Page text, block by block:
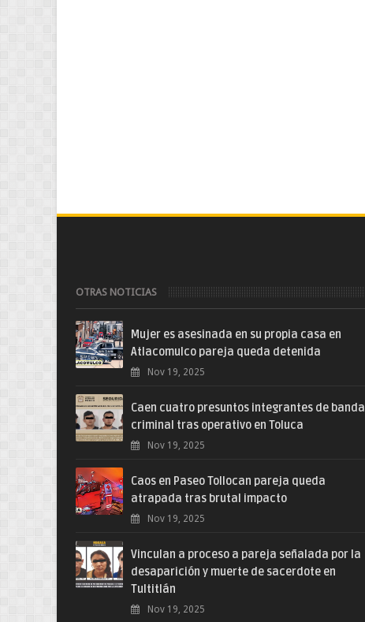
OTRAS NOTICIAS
Mujer es asesinada en su propia casa en
Atlacomulco pareja queda detenida
Nov 19, 2025
Caen cuatro presuntos integrantes de banda
criminal tras operativo en Toluca
Nov 19, 2025
Caos en Paseo Tollocan pareja queda
atrapada tras brutal impacto
Nov 19, 2025
Vinculan a proceso a pareja señalada por la
desaparición y muerte de sacerdote en
Tultitlán
Nov 19, 2025